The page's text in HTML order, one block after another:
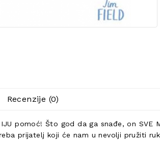
Recenzije (0)
pomoć! Što god da ga snađe, on
prijatelj koji će nam u nevolji pružiti